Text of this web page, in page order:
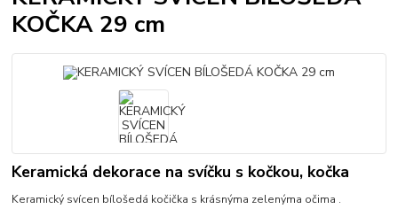
KOČKA 29 cm
Keramická dekorace na svíčku s kočkou, kočka
Keramický svícen bílošedá kočička s krásnýma zelenýma očima .